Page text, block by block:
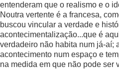
entenderam que o realismo e o
Noutra vertente é a francesa,
buscou vincular a verdade e
acontecimentalização...que é
verdadeiro não habita num já-aí;
acontecimento num espaço e
na medida em que não pode ser